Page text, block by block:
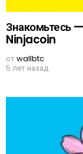
Знакомьтесь
Ninjacoin
отwallbtc
5 лет назад